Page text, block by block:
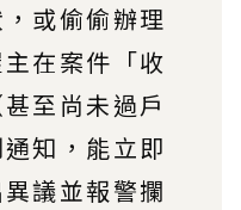
或偷偷辦理
在案件「收
至尚未過戶
知，能立即
議並報警攔